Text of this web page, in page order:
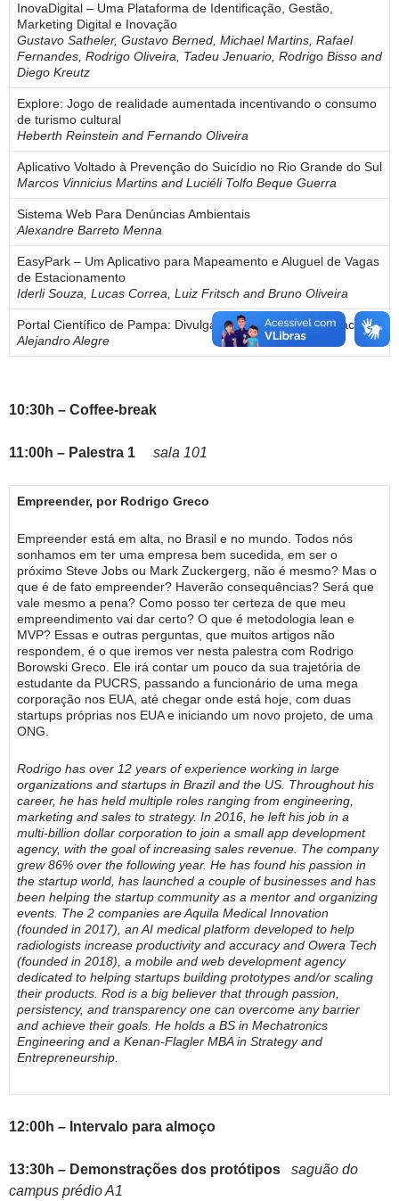
InovaDigital – Uma Plataforma de Identificação, Gestão,
Marketing Digital e Inovação
Gustavo Satheler, Gustavo Berned, Michael Martins, Rafael
Fernandes, Rodrigo Oliveira, Tadeu Jenuario, Rodrigo Bisso and
Diego Kreutz
Explore: Jogo de realidade aumentada incentivando o consumo
de turismo cultural
Heberth Reinstein and Fernando Oliveira
Aplicativo Voltado à Prevenção do Suicídio no Rio Grande do Sul
Marcos Vinnicius Martins and Luciéli Tolfo Beque Guerra
Sistema Web Para Denúncias Ambientais
Alexandre Barreto Menna
EasyPark – Um Aplicativo para Mapeamento e Aluguel de Vagas
de Estacionamento
Iderli Souza, Lucas Correa, Luiz Fritsch and Bruno Oliveira
Portal Científico de Pampa: Divulgando Ciencia e Investigación
Alejandro Alegre
10:30h – Coffee-break
11:00h – Palestra 1 sala 101
Empreender, por Rodrigo Greco
Empreender está em alta, no Brasil e no mundo. Todos nós
sonhamos em ter uma empresa bem sucedida, em ser o
próximo Steve Jobs ou Mark Zuckergerg, não é mesmo? Mas o
que é de fato empreender? Haverão consequências? Será que
vale mesmo a pena? Como posso ter certeza de que meu
empreendimento vai dar certo? O que é metodologia lean e
MVP? Essas e outras perguntas, que muitos artigos não
respondem, é o que iremos ver nesta palestra com Rodrigo
Borowski Greco. Ele irá contar um pouco da sua trajetória de
estudante da PUCRS, passando a funcionário de uma mega
corporação nos EUA, até chegar onde está hoje, com duas
startups próprias nos EUA e iniciando um novo projeto, de uma
ONG.
Rodrigo has over 12 years of experience working in large
organizations and startups in Brazil and the US. Throughout his
career, he has held multiple roles ranging from engineering,
marketing and sales to strategy. In 2016, he left his job in a
multi-billion dollar corporation to join a small app development
agency, with the goal of increasing sales revenue. The company
grew 86% over the following year. He has found his passion in
the startup world, has launched a couple of businesses and has
been helping the startup community as a mentor and organizing
events. The 2 companies are Aquila Medical Innovation
(founded in 2017), an AI medical platform developed to help
radiologists increase productivity and accuracy and Owera Tech
(founded in 2018), a mobile and web development agency
dedicated to helping startups building prototypes and/or scaling
their products. Rod is a big believer that through passion,
persistency, and transparency one can overcome any barrier
and achieve their goals. He holds a BS in Mechatronics
Engineering and a Kenan-Flagler MBA in Strategy and
Entrepreneurship.
12:00h – Intervalo para almoço
13:30h – Demonstrações dos protótipos saguão do
campus prédio A1